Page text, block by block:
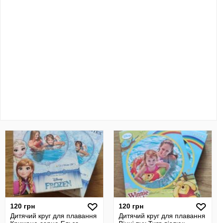
120 грн
Дитячий круг для плавання
120 грн
Дитячий круг для плавання